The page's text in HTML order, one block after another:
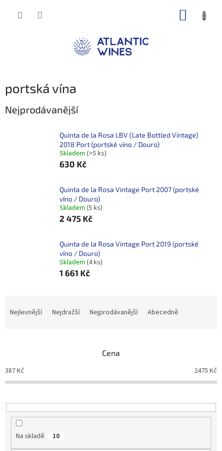
portská vína
Nejprodávanější
Quinta de la Rosa LBV (Late Bottled Vintage)
2018 Port (portské víno / Douro)
Skladem (>5 ks)
630 Kč
Quinta de la Rosa Vintage Port 2007 (portské
víno / Douro)
Skladem (5 ks)
2 475 Kč
Quinta de la Rosa Vintage Port 2019 (portské
víno / Douro)
Skladem (4 ks)
1 661 Kč
p
r
o
u
Nejlevnější Nejdražší Nejprodávanější Abecedně
Cena
387Kč 2475 Kč
Na skladě 10